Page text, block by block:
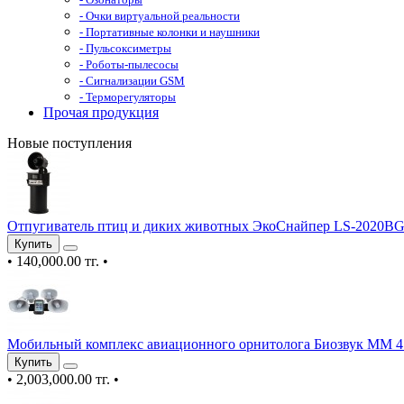
- Очки виртуальной реальности
- Портативные колонки и наушники
- Пульсоксиметры
- Роботы-пылесосы
- Сигнализации GSM
- Терморегуляторы
Прочая продукция
Новые поступления
Отпугиватель птиц и диких животных ЭкоСнайпер LS-2020BG
Купить
• 140,000.00 тг. •
Мобильный комплекс авиационного орнитолога Биозвук ММ
Купить
• 2,003,000.00 тг. •